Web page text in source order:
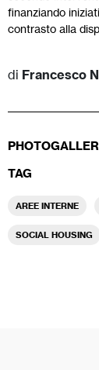
finanziando
contrasto alla
di Francesco
TAG
AREE INTERNE
SOCIAL HOUSING